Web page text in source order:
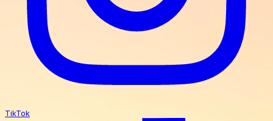
TikTok